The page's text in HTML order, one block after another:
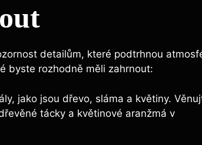
detailům, které podtrhnou
byste rozhodně měli zahrnout:
jako jsou dřevo, sláma a květiny.
tácky a květinové aranžmá v